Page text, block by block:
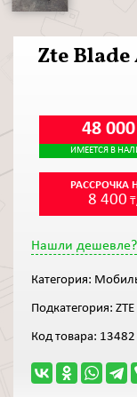
Zte Blade
48 000
ИМЕЕТСЯ В
РАССРОЧКА
8 400
Нашли дешевле?
Категория:
Подкатегория: ZTE
Код товара: 13482